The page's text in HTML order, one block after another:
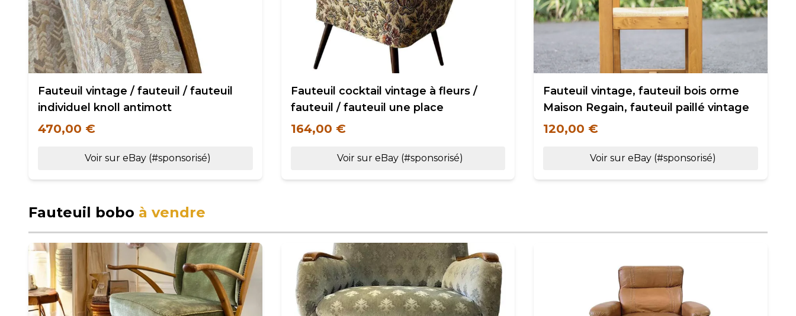
Fauteuil vintage / fauteuil / fauteuil
individuel knoll antimott
470,00 €
Voir sur eBay (#sponsorisé)
Fauteuil cocktail vintage à fleurs /
fauteuil / fauteuil une place
164,00 €
Voir sur eBay (#sponsorisé)
Fauteuil vintage, fauteuil bois orme
Maison Regain, fauteuil paillé vintage
120,00 €
Voir sur eBay (#sponsorisé)
Fauteuil bobo à vendre